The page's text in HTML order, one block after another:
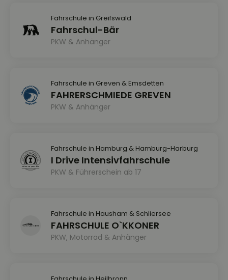
Fahrschule in Greifswald
Fahrschul-Bär
PKW & Anhänger
Fahrschule in Greven & Emsdetten
FAHRERSCHMIEDE GREVEN
PKW & Anhänger
Fahrschule in Hamburg & Hamburg-Harburg
I Drive Intensivfahrschule
PKW & Führerschein ab 17
Fahrschule in Hausham & Schliersee
FAHRSCHULE O`KKONER
PKW, Motorrad & Anhänger